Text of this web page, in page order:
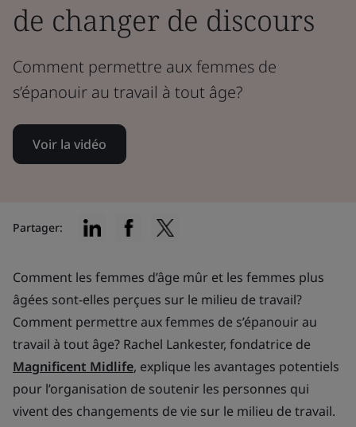
de changer de discours
Comment permettre aux femmes de
s’épanouir au travail à tout âge?
Voir la vidéo
Comment les femmes d’âge mûr et les femmes plus
âgées sont-elles perçues sur le milieu de travail?
Comment permettre aux femmes de s’épanouir au
travail à tout âge? Rachel Lankester, fondatrice de
Magnificent Midlife, explique les avantages potentiels
pour l’organisation de soutenir les personnes qui
vivent des changements de vie sur le milieu de travail.
Partager: